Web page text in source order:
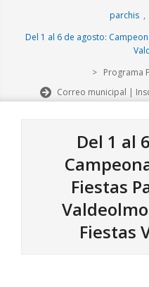
parchis ,
Del 1 al 6 de agosto:
> Programa
Correo municipal |
Del 1 al
Fiestas
Fiestas